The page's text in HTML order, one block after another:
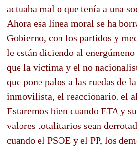
actuaba mal o que tenía a una
Ahora esa línea moral se ha
Gobierno, con los partidos y
le están diciendo al
que la víctima y el no
que pone palos a las ruedas de
inmovilista, el reaccionario, el
Estaremos bien cuando ETA y
valores totalitarios sean
cuando el PSOE y el PP, los